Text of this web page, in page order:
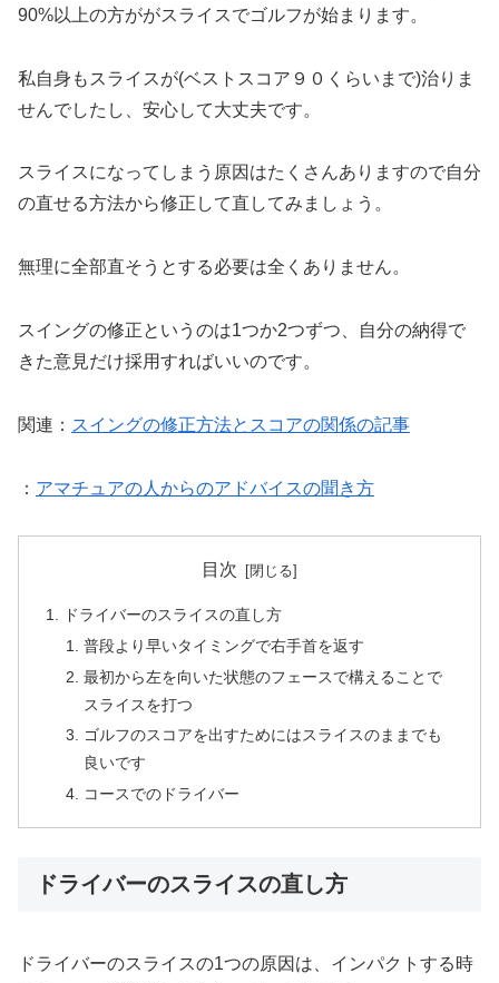
90%以上の方ががスライスでゴルフが始まります。
私自身もスライスが(ベストスコア９０くらいまで)治りま
せんでしたし、安心して大丈夫です。
スライスになってしまう原因はたくさんありますので自分
の直せる方法から修正して直してみましょう。
無理に全部直そうとする必要は全くありません。
スイングの修正というのは1つか2つずつ、自分の納得で
きた意見だけ採用すればいいのです。
関連： スイングの修正方法とスコアの関係の記事
： アマチュアの人からのアドバイスの聞き方
目次
ドライバーのスライスの直し方
普段より早いタイミングで右手首を返す
最初から左を向いた状態のフェースで構えることで
スライスを打つ
ゴルフのスコアを出すためにはスライスのままでも
良いです
コースでのドライバー
ドライバーのスライスの直し方
ドライバーのスライスの1つの原因は、インパクトする時